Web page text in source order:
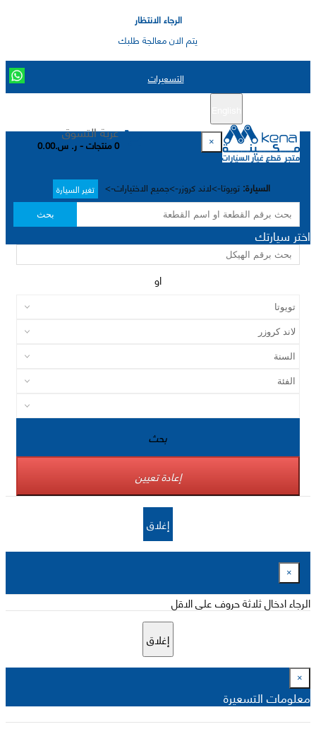
الرجاء الانتظار
يتم الان معالجة طلبك
التسعيرات
عربة التسوق
0 منتجات - ر. س.0.00
السيارة: تويوتا->لاند كروزر->جميع الاختيارات-> تغير السيارة
بحث
×
اختر سيارتك
او
بحث
إعادة تعيين
إغلاق
×
الرجاء ادخال ثلاثة حروف على الاقل
إغلاق
×
معلومات التسعيرة